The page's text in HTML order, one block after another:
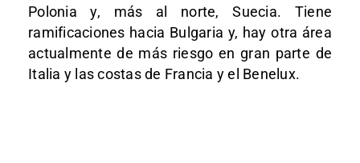
Polonia y, más al norte, Suecia. Tiene
ramificaciones hacia Bulgaria y, hay otra área
actualmente de más riesgo en gran parte de
Italia y las costas de Francia y el Benelux.